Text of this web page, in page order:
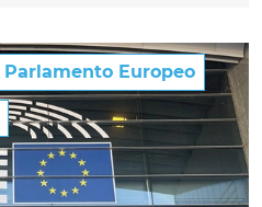
Parlamento Europeo